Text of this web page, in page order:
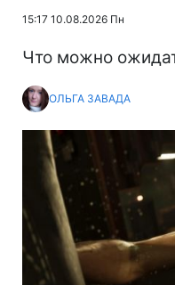
15:17 10.08.2026 Пн
Что можно
ОЛЬГА ЗАВАДА